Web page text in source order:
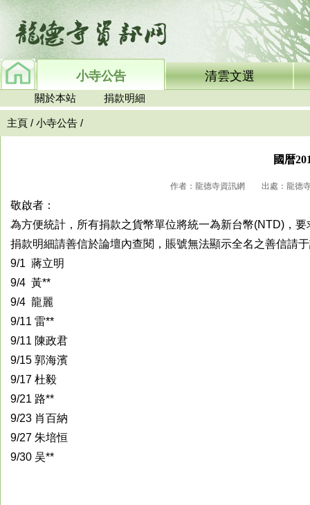
小寺公告 清雲文選
關於本站 捐款明細
主頁 / 小寺公告 /
國暦
作者：龍德寺資訊網 出處：龍
敬啟者：
為方便統計，所有捐款之貨幣單位將統一為新台幣(NTD)，
捐款明細請善信於論壇內查閱，賬號無法顯示全名之善信請
9/1 蔣立明
9/4 黃**
9/4 龍麗
9/11 雷**
9/11 陳政君
9/15 郭海濱
9/17 杜毅
9/21 路**
9/23 肖百納
9/27 朱培恒
9/30 吴**